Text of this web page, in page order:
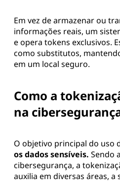
Em vez de armazenar ou
informações reais, um
e opera tokens exclusivos.
como substitutos,
em um local seguro.
Como a
na
O objetivo principal do uso
os dados sensíveis. Sendo
cibersegurança, a
auxilia em diversas áreas, a